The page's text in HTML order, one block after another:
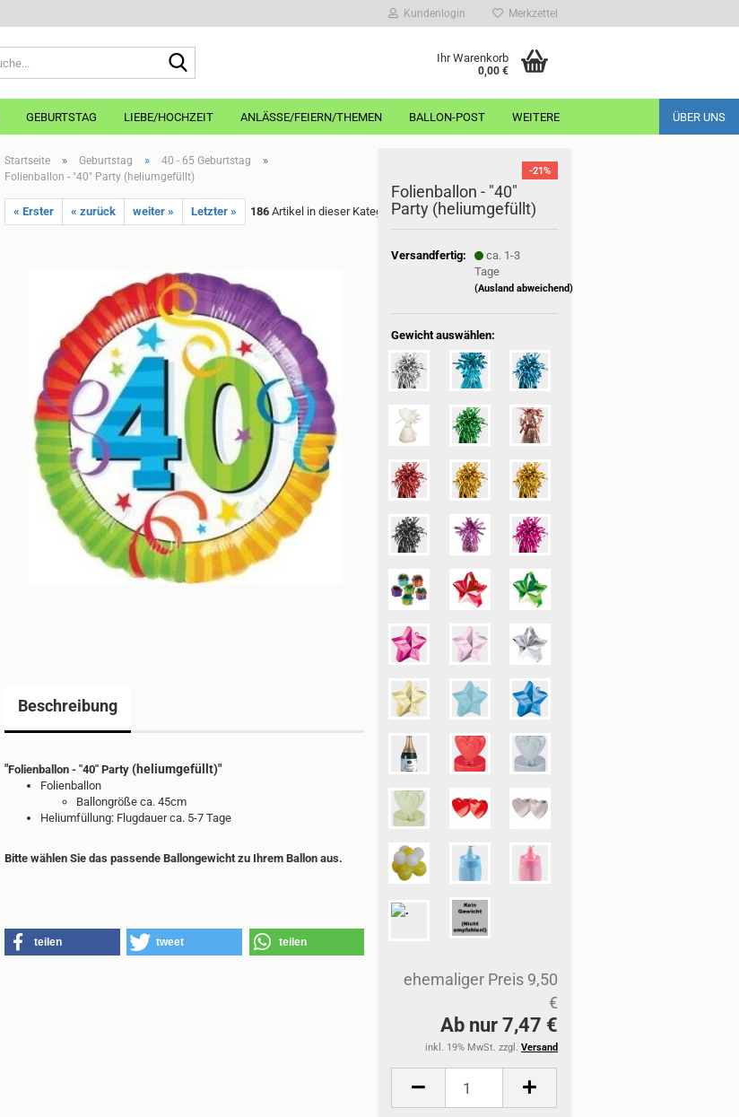
Kundenlogin Merkzettel
Ihr Warenkorb
0,00 €
GEBURTSTAG LIEBE/HOCHZEIT ANLÄSSE/FEIERN/THEMEN BALLON-POST ÜBER UNS
WEITERE
Startseite » Geburtstag » 40 - 65 Geburtstag »
Folienballon - "40" Party (heliumgefüllt)
« Erster « zurück weiter » Letzter » 186 Artikel in dieser Kategorie
-21%
Folienballon - "40"
Party (heliumgefüllt)
Versandfertig:
ca. 1-3
Tage
(Ausland abweichend)
Gewicht auswählen:
ehemaliger Preis 9,50
€
Ab nur 7,47 €
inkl. 19% MwSt. zzgl. Versand
Beschreibung
"Folienballon - "40" Party (heliumgefüllt)"
Folienballon
Ballongröße ca. 45cm
Heliumfüllung: Flugdauer ca. 5-7 Tage
Bitte wählen Sie das passende Ballongewicht zu Ihrem Ballon aus.
teilen tweet teilen